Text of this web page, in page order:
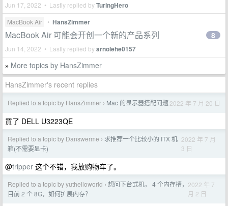
Jun 17, 2022 • Lastly replied byTuringHero
MacBook Air • HansZimmer
MacBook Air 可能会开创一个新的产品系列
Jun 14, 2022 • Lastly replied byarnolehe0157
8
» More topics by HansZimmer
HansZimmer's recent replies
Replied to a topic by HansZimmer › Mac 的显示器搭配问题2022 年 7 月 20 日
買了 DELL U3223QE
Replied to a topic by Danswerme › 求推荐一个比较小的 ITX 机
箱(不需要显卡)
2022 年 7 月
3 日
@tripper 这个不错，我放购物车了。
Replied to a topic by yuthelloworld › 想问下台式机， 4 个内存槽，
目前 2 个 8G，如何扩展内存？
2022 年 7
月 2 日